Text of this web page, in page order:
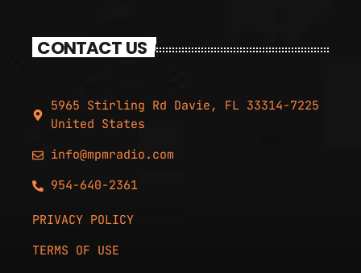
CONTACT US
5965 Stirling Rd Davie, FL 33314-7225
United States
info@mpmradio.com
954-640-2361
PRIVACY POLICY
TERMS OF USE